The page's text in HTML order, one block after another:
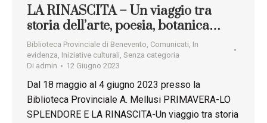
LA RINASCITA – Un viaggio tra
storia dell’arte, poesia, botanica…
Biblioteca Provinciale di Benevento, Comunicati, In
evidenza, Iniziative culturali, Senza categoria
Di admin 12 Giugno 2023
Dal 18 maggio al 4 giugno 2023 presso la
Biblioteca Provinciale A. Mellusi PRIMAVERA-LO
SPLENDORE E LA RINASCITA-Un viaggio tra storia